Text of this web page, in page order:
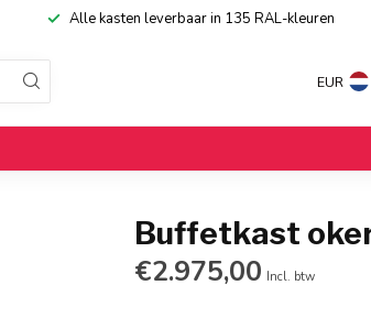
Alle kasten leverbaar in 135 RAL-kleuren
EUR
Buffetkast
€2.975,00 Incl. btw